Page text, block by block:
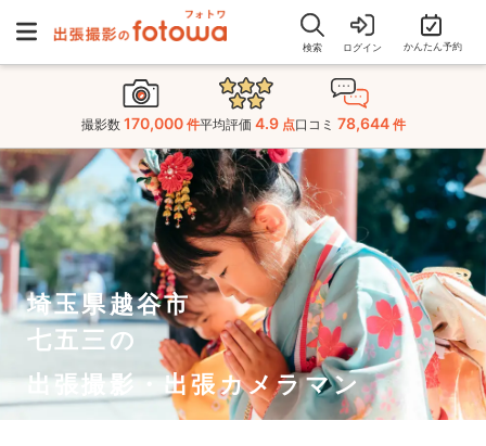
検索 ログイン かんたん予約
撮影数 170,000 件平均評価 4.9 点口コミ 78,644 件
埼玉県越谷市
七五三の
出張撮影・出張カメラマン